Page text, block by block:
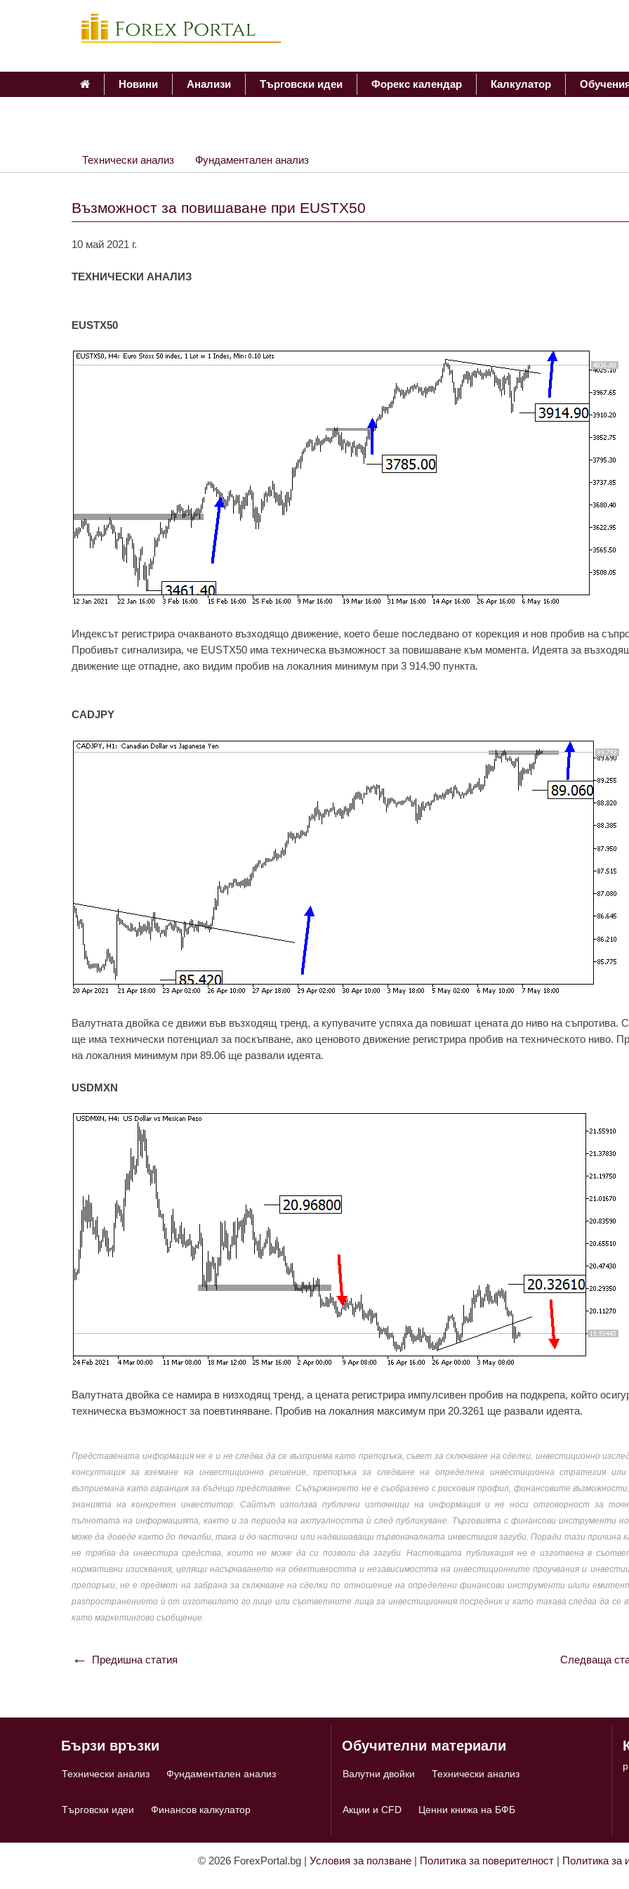
Новини Анализи Търговски идеи Форекс календар Калкулатор
Технически анализ Фундаментален анализ
Възможност за повишаване при EUSTX50
10 май 2021 г.
ТЕХНИЧЕСКИ АНАЛИЗ
EUSTX50
Индексът регистрира очакваното възходящо движение, което беше последвано от корекция и нов пробив на
Пробивът сигнализира, че EUSTX50 има техническа възможност за повишаване към момента. Идеята за
движение ще отпадне, ако видим пробив на локалния минимум при 3 914.90 пункта.
CADJPY
Валутната двойка се движи във възходящ тренд, а купувачите успяха да повишат цената до ниво на съпротива.
ще има технически потенциал за поскъпване, ако ценовото движение регистрира пробив на техническото ниво.
на локалния минимум при 89.06 ще развали идеята.
USDMXN
Валутната двойка се намира в низходящ тренд, а цената регистрира импулсивен пробив на подкрепа, който
техническа възможност за поевтиняване. Пробив на локалния максимум при 20.3261 ще развали идеята.
Представената информация не е и не следва да се възприема като препоръка, съвет за сключване на сделки, инвестиционно
консултация за вземане на инвестиционно решение, препоръка за следване на определена инвестиционна стратегия
възприемана като гаранция за бъдещо представяне. Съдържанието не е съобразено с рисковия профил, финансовите
знанията на конкретен инвеститор. Сайтът използва публични източници на информация и не носи отговорност за
пълнотата на информацията, както и за периода на актуалността ѝ след публикуване. Търговията с финансови инструменти
може да доведе както до печалби, така и до частични или надвишаващи първоначалната инвестиция загуби. Поради тази причина
не трябва да инвестира средства, които не може да си позволи да загуби. Настоящата публикация не е изготвена в
нормативни изисквания, целящи насърчаването на обективността и независимостта на инвестиционните проучвания и
препоръки, не е предмет на забрана за сключване на сделки по отношение на определени финансови инструменти и/или
разпространението ѝ от изготвилото го лице или съответните лица за инвестиционния посредник и като такава следва да се
като маркетингово съобщение.
Навигация
Предишна статия Следваща
Бързи връзки
Технически анализ Фундаментален анализ
Търговски идеи Финансов калкулатор
Обучителни материали
Валутни двойки Технически анализ
Акции и CFD Ценни книжа на БФБ
© 2026 ForexPortal.bg | Условия за ползване| Политика за поверителност| Политика за